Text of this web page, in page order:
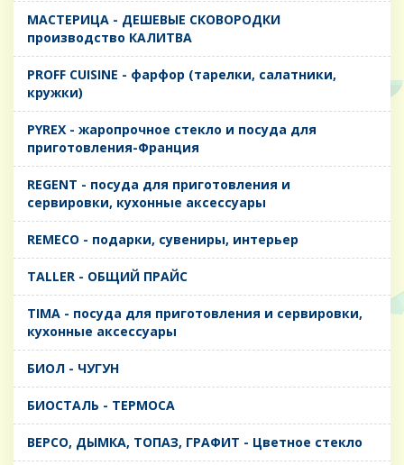
MАСТЕРИЦА - ДЕШЕВЫЕ СКОВОРОДКИ
производство КАЛИТВА
PROFF CUISINE - фарфор (тарелки, салатники,
кружки)
PYREX - жаропрочное стекло и посуда для
приготовления-Франция
REGENT - посуда для приготовления и
сервировки, кухонные аксессуары
REMECO - подарки, сувениры, интерьер
TALLER - ОБЩИЙ ПРАЙС
TIMA - посуда для приготовления и сервировки,
кухонные аксессуары
БИОЛ - ЧУГУН
БИОСТАЛЬ - ТЕРМОСА
ВЕРСО, ДЫМКА, ТОПАЗ, ГРАФИТ - Цветное стекло